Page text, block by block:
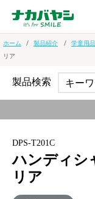
ホーム 製品紹介 学童用品
リア
DPS-T201C
ハンディシ
リア
製品検索